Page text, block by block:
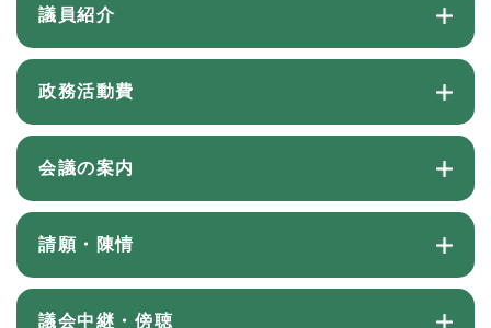
議員紹介
政務活動費
会議の案内
請願・陳情
議会中継・傍聴